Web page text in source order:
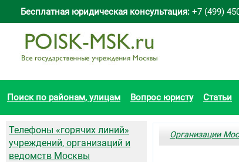
Бесплатная юридическая консультация: +7 (499)
Поиск по районам, улицам Вопрос юристу Статьи
Организации
Телефоны «горячих линий»
учреждений, организаций и
ведомств Москвы